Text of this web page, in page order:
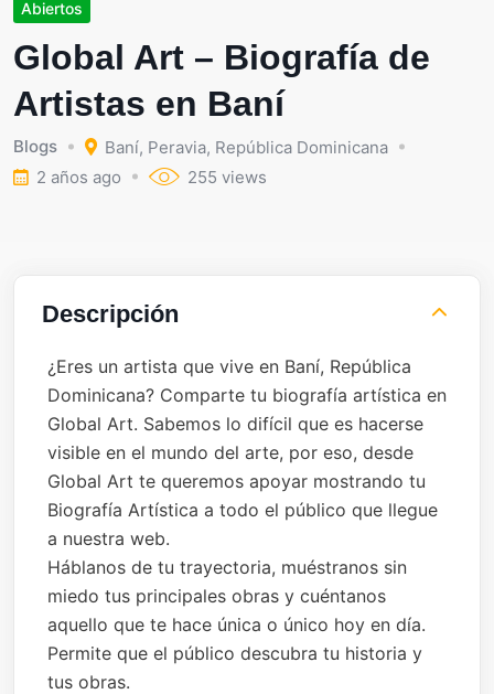
Abiertos
Global Art – Biografía de
Artistas en Baní
Blogs Baní, Peravia, República Dominicana
2 años ago
255 views
Descripción
¿Eres un artista que vive en Baní, República
Dominicana? Comparte tu biografía artística en
Global Art. Sabemos lo difícil que es hacerse
visible en el mundo del arte, por eso, desde
Global Art te queremos apoyar mostrando tu
Biografía Artística a todo el público que llegue
a nuestra web.
Háblanos de tu trayectoria, muéstranos sin
miedo tus principales obras y cuéntanos
aquello que te hace única o único hoy en día.
Permite que el público descubra tu historia y
tus obras.